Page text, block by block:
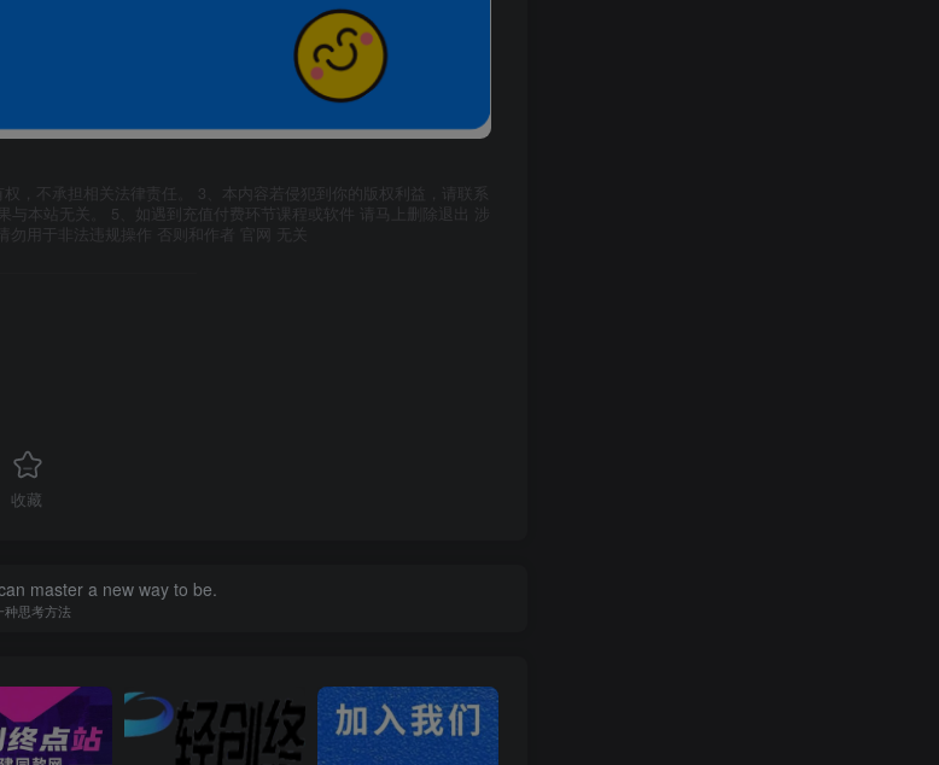
，不承担相关法律责任。 3、本内容若侵犯到你的版权利益，请联系
本站无关。 5、如遇到充值付费环节课程或软件 请马上删除退出 涉
用于非法违规操作 否则和作者 官网 无关
收藏
master a new way to be.
种思考方法